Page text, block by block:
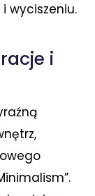
wyciszeniu.
i